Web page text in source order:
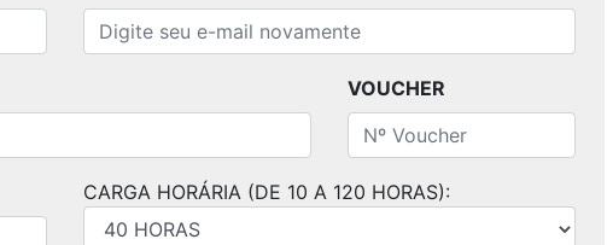
VOUCHER
CARGA HORÁRIA (DE 10 A 120 HORAS):